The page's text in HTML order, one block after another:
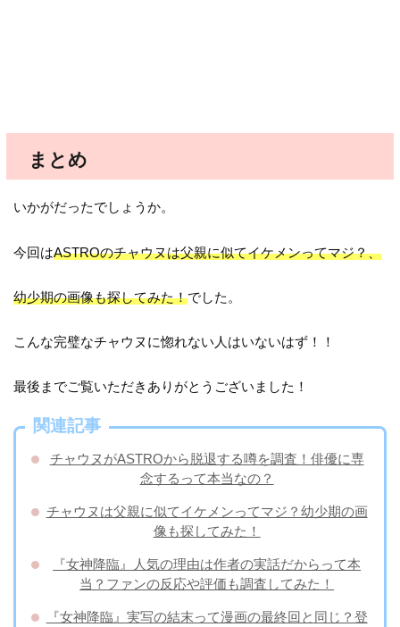
まとめ
いかがだったでしょうか。
今回はASTROのチャウヌは父親に似てイケメンってマジ？、
幼少期の画像も探してみた！でした。
こんな完璧なチャウヌに惚れない人はいないはず！！
最後までご覧いただきありがとうございました！
関連記事
チャウヌがASTROから脱退する噂を調査！俳優に専
念するって本当なの？
チャウヌは父親に似てイケメンってマジ？幼少期の画
像も探してみた！
『女神降臨』人気の理由は作者の実話だからって本
当？ファンの反応や評価も調査してみた！
『女神降臨』実写の結末って漫画の最終回と同じ？登